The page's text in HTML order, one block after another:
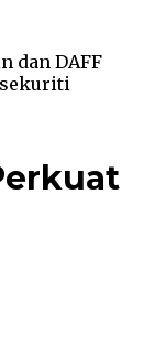
dan DAFF